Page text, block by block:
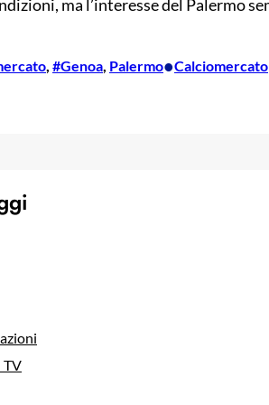
ma l’interesse del Palermo
, #Genoa, Palermo•Calciomercato
TV